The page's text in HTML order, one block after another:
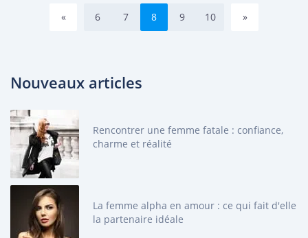
« 6 7 8 9 10 »
Nouveaux articles
Rencontrer une femme fatale : confiance,
charme et réalité
La femme alpha en amour : ce qui fait d'elle
la partenaire idéale